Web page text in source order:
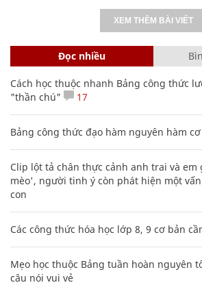
XEM THÊM BÀI VIẾT
Đọc nhiều
Cách học thuộc nhanh Bảng công thức
"thần chú"
17
Bảng công thức đạo hàm nguyên hàm
Clip lột tả chân thực cảnh anh trai và
mèo', người tinh ý còn phát hiện một
con
Các công thức hóa học lớp 8, 9 cơ bản
Mẹo học thuộc Bảng tuần hoàn nguyên
câu nói vui vẻ